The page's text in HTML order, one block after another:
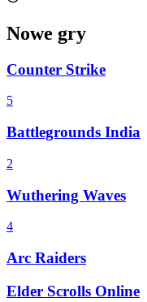
Nowe gry
Counter Strike
5
Battlegrounds India
2
Wuthering Waves
4
Arc Raiders
Elder Scrolls Online